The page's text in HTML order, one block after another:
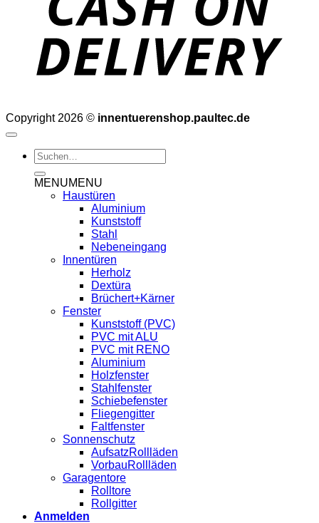
Copyright 2026 © innentuerenshop.paultec.de
Suchen
nach:
MENUMENU
Haustüren
Aluminium
Kunststoff
Stahl
Nebeneingang
Innentüren
Herholz
Dextüra
Brüchert+Kärner
Fenster
Kunststoff (PVC)
PVC mit ALU
PVC mit RENO
Aluminium
Holzfenster
Stahlfenster
Schiebefenster
Fliegengitter
Faltfenster
Sonnenschutz
AufsatzRollläden
VorbauRollläden
Garagentore
Rolltore
Rollgitter
Anmelden